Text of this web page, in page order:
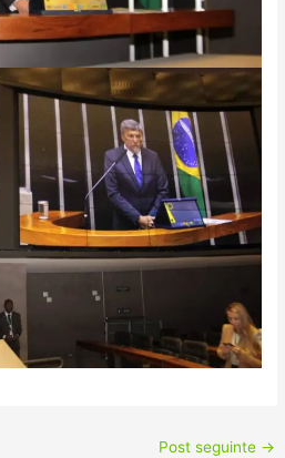
Post seguinte →